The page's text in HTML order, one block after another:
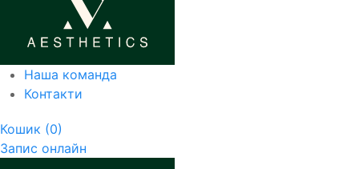
Наша команда
Контакти
Кошик (0)
Запис онлайн